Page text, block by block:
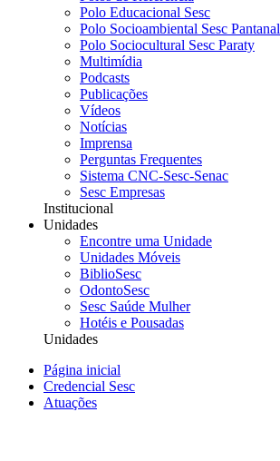
Polo Educacional Sesc
Polo Socioambiental Sesc Pantanal
Polo Sociocultural Sesc Paraty
Multimídia
Podcasts
Publicações
Vídeos
Notícias
Imprensa
Perguntas Frequentes
Sistema CNC-Sesc-Senac
Sesc Empresas
Institucional
Unidades
Encontre uma Unidade
Unidades Móveis
BiblioSesc
OdontoSesc
Sesc Saúde Mulher
Hotéis e Pousadas
Unidades
Página inicial
Credencial Sesc
Atuações